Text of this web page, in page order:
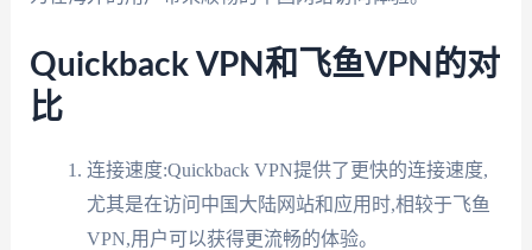
Quickback VPN和飞鱼VPN的对
比
连接速度:Quickback VPN提供了更快的连接速度,
尤其是在访问中国大陆网站和应用时,相较于飞鱼
VPN,用户可以获得更流畅的体验。